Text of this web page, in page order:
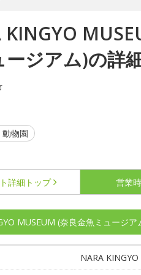
KINGYO
ージアム)の詳
物園
詳細 トップ 営業
MUSEUM (奈良金魚ミュージア
NARA